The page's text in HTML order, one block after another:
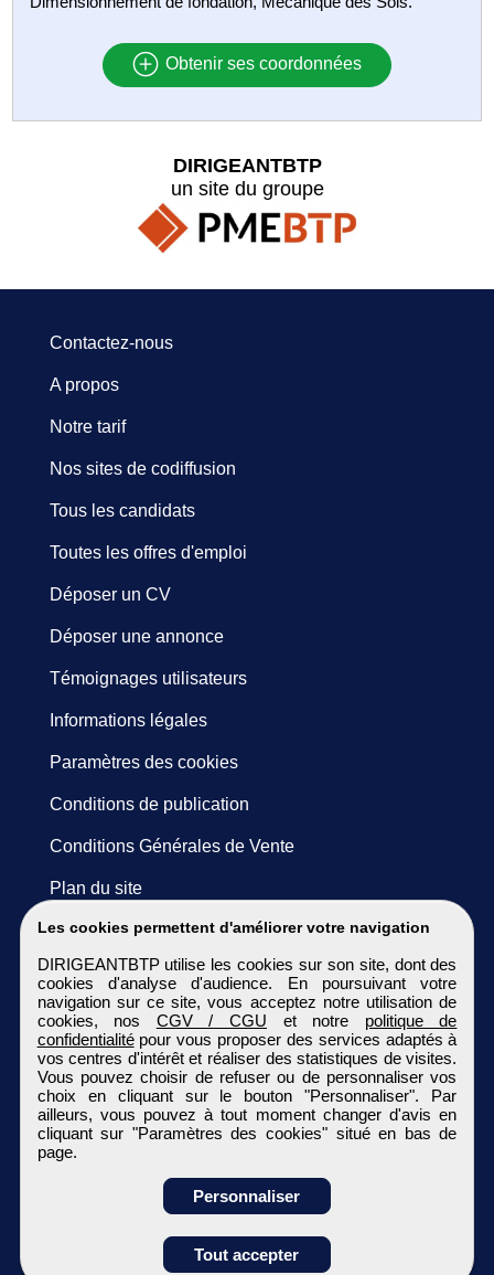
Obtenir ses
Obtenir ses coordonnées
Les cookies permettent d'améliorer votre navigation
DIRIGEANTBTP utilise les cookies sur son site, dont des
cookies d'analyse d'audience. En poursuivant votre
navigation sur ce site, vous acceptez notre utilisation de
cookies, nos CGV / CGU et notre politique de
confidentialitépour vous proposer des services adaptés à
vos centres d'intérêt et réaliser des statistiques de visites.
Vous pouvez choisir de refuser ou de personnaliser vos
choix en cliquant sur le bouton "Personnaliser". Par
ailleurs, vous pouvez à tout moment changer d'avis en
cliquant sur "Paramètres des cookies" situé en bas de
page.
Personnaliser
Tout accepter
DIRIGEANTBTP
un site du groupe
Contactez-nous
A propos
Notre tarif
Nos sites de codiffusion
Tous les candidats
Toutes les offres d'emploi
Déposer un CV
Déposer une annonce
Témoignages utilisateurs
Informations légales
Paramètres des cookies
Conditions de publication
Conditions Générales de Vente
Plan du site